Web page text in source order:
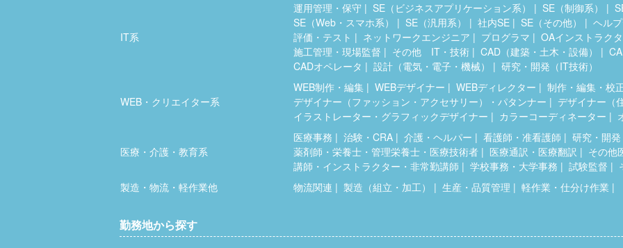
IT系
運用管理・保守 SE（ビジネスアプリケーション系） SE（制御系）
SE（Web・スマホ系）
SE（汎用系） 社内SE SE（その他）
ヘル
評価・テスト
ネットワークエンジニア プログラマ
OAインストラク
施工管理・現場監督
その他 IT・技術 CAD（建築・土木・設備）
CADオペレータ
設計（電気・電子・機械） 研究・開発（IT技術）
WEB・クリエイター系
WEB制作・編集 WEBデザイナー WEBディレクター
制作・編集・校
デザイナー（ファッション・アクセサリー）・パタンナー
デザイナー（
イラストレーター・グラフィックデザイナー
カラーコーディネーター
医療・介護・教育系
医療事務 治験・CRA 介護・ヘルパー 看護師・准看護師
研究・開
薬剤師・栄養士・管理栄養士・医療技術者
医療通訳・医療翻訳
その他
講師・インストラクター・非常勤講師
学校事務・大学事務 試験監督
製造・物流・軽作業他
物流関連 製造（組立・加工） 生産・品質管理 軽作業・仕分け作業
勤務地から探す